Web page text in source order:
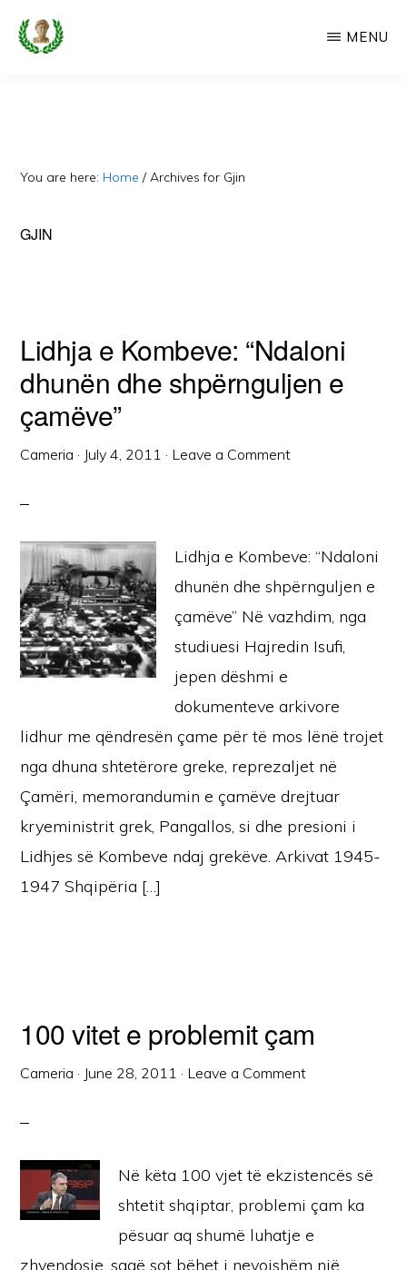
Skip
Faqe
Dedikuar
MENU
You are here: Home / Archives for Gjin
GJIN
Lidhja e Kombeve: “Ndaloni
dhunën dhe shpërnguljen e
çamëve”
Cameria · July 4, 2011 · Leave a Comment
Lidhja e Kombeve: “Ndaloni
dhunën dhe shpërnguljen e
çamëve” Në vazhdim, nga
studiuesi Hajredin Isufi,
jepen dëshmi e
dokumenteve arkivore
lidhur me qëndresën çame për të mos lënë trojet
nga dhuna shtetërore greke, reprezaljet në
Çamëri, memorandumin e çamëve drejtuar
kryeministrit grek, Pangallos, si dhe presioni i
Lidhjes së Kombeve ndaj grekëve. Arkivat 1945-
1947 Shqipëria […]
100 vitet e problemit çam
Cameria · June 28, 2011 · Leave a Comment
Në këta 100 vjet të ekzistencës së
shtetit shqiptar, problemi çam ka
pësuar aq shumë luhatje e
zhvendosje, saqë sot bëhet i nevojshëm një